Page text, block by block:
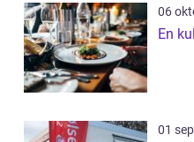
06
En
01